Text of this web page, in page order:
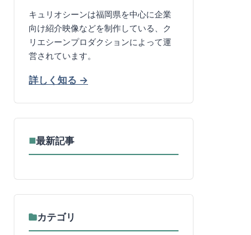
キュリオシーンは福岡県を中心に企業
向け紹介映像などを制作している、ク
リエシーンプロダクションによって運
営されています。
詳しく知る →
■最新記事
カテゴリ